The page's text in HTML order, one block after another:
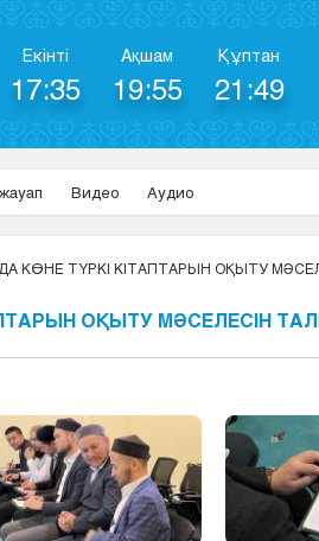
Екінті
17:35
Ақшам
19:55
Құптан
21:49
Видео Аудио
КӨНЕ ТҮРКІ КІТАПТАРЫН ОҚЫТУ
ОҚЫТУ МӘСЕЛЕСІН